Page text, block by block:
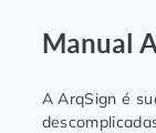
Manual
A ArqSign é